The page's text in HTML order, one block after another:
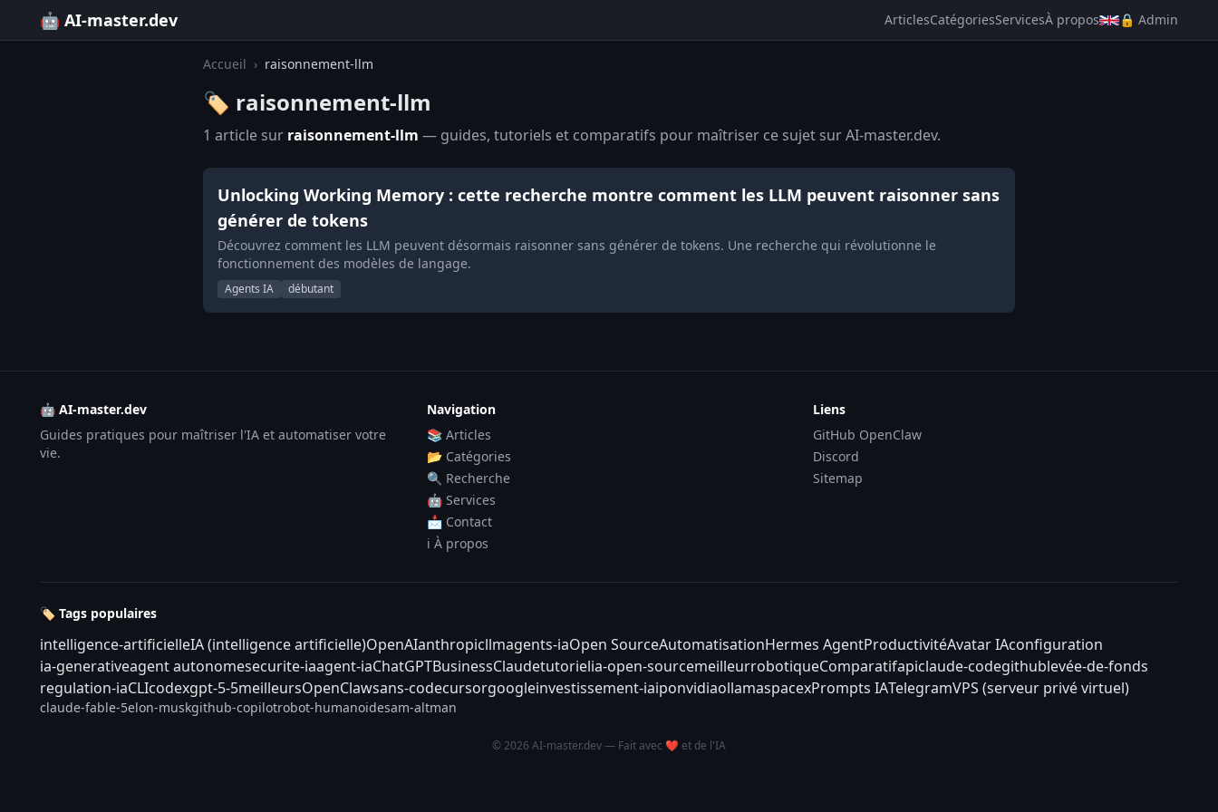
🤖 AI-master.dev ArticlesCatégoriesServicesÀ propos 🔒 Admin
Accueil › raisonnement-llm
🏷️ raisonnement-llm
1 article sur raisonnement-llm — guides, tutoriels et comparatifs pour maîtriser ce sujet sur AI-master.dev.
Unlocking Working Memory : cette recherche montre comment les LLM peuvent raisonner sans
générer de tokens
Découvrez comment les LLM peuvent désormais raisonner sans générer de tokens. Une recherche qui révolutionne le
fonctionnement des modèles de langage.
Agents IA débutant
🤖 AI-master.dev
Guides pratiques pour maîtriser l'IA et automatiser votre
vie.
Navigation
📚 Articles
📂 Catégories
🔍 Recherche
🤖 Services
📩 Contact
ℹ️ À propos
Liens
GitHub OpenClaw
Discord
Sitemap
🏷️ Tags populaires
intelligence-artificielleIA (intelligence artificielle)OpenAIanthropicllmagents-iaOpen SourceAutomatisationHermes AgentProductivitéAvatar IAconfiguration
ia-generativeagent autonomesecurite-iaagent-iaChatGPTBusinessClaudetutorielia-open-sourcemeilleurrobotiqueComparatifapiclaude-codegithublevée-de-fonds
regulation-iaCLIcodexgpt-5-5meilleursOpenClawsans-codecursorgoogleinvestissement-iaiponvidiaollamaspacexPrompts IATelegramVPS (serveur privé virtuel)
claude-fable-5elon-muskgithub-copilotrobot-humanoidesam-altman
© 2026 AI-master.dev — Fait avec ❤️ et de l'IA